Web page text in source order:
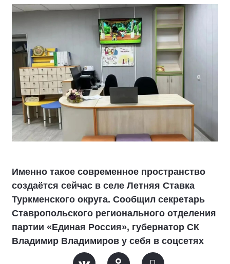
Именно такое современное пространство
создаётся сейчас в селе Летняя Ставка
Туркменского округа. Сообщил секретарь
Ставропольского регионального отделения
партии «Единая Россия», губернатор СК
Владимир Владимиров у себя в соцсетях